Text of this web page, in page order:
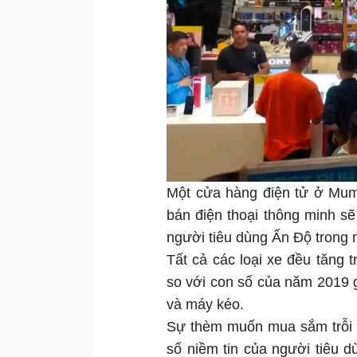
Một cửa hàng điện tử ở
bán điện thoại thông minh
người tiêu dùng Ấn Độ trong
Tất cả các loại xe đều tăng
so với con số của năm 2019
và máy kéo.
Sự thèm muốn mua sắm
số niềm tin của người tiêu